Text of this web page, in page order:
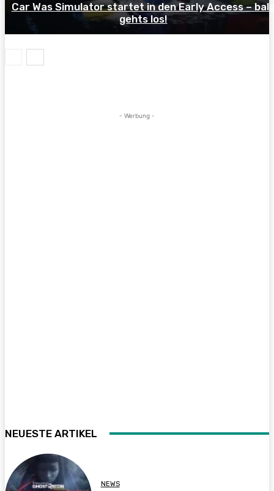
Car Was Simulator startet in den Early Access –
gehts los!
- Werbung -
NEUESTE ARTIKEL
NEWS